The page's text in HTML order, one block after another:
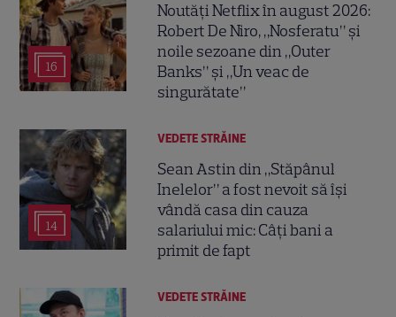
16
Noutăți Netflix în august 2026:
Robert De Niro, „Nosferatu” și
noile sezoane din „Outer
Banks” și „Un veac de
singurătate”
14
VEDETE STRĂINE
Sean Astin din „Stăpânul
Inelelor” a fost nevoit să își
vândă casa din cauza
salariului mic: Câți bani a
primit de fapt
VEDETE STRĂINE